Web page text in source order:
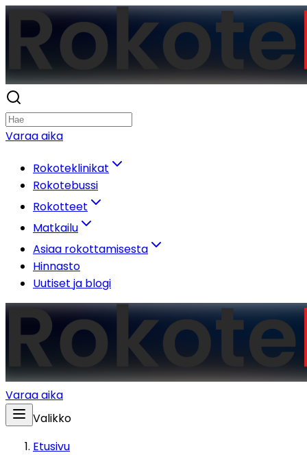
Varaa aika
Rokoteklinikat
Rokotebussi
Rokotteet
Matkailu
Asiaa rokottamisesta
Hinnasto
Uutiset ja blogi
Varaa aika
Valikko
Etusivu